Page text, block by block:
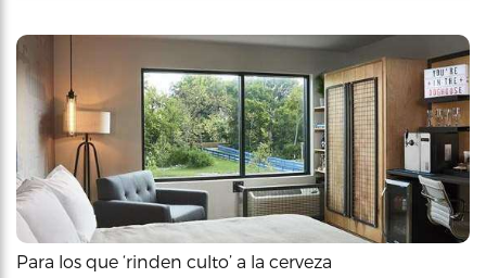
Para los que ‘rinden culto’ a la cerveza